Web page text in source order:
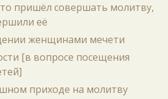
пришёл совершать молитву,
её
женщинами мечети
[в вопросе посещения
приходе на молитву